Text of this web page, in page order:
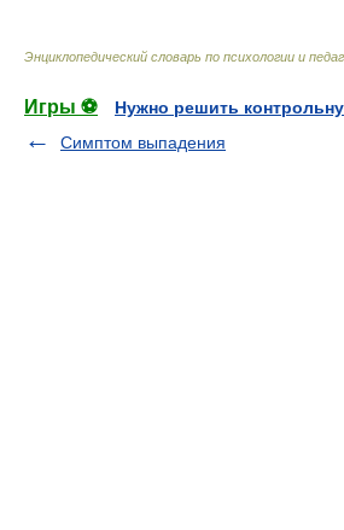
Энциклопедический словарь по психологии и
Игры ⚽
Нужно решить
Симптом выпадения